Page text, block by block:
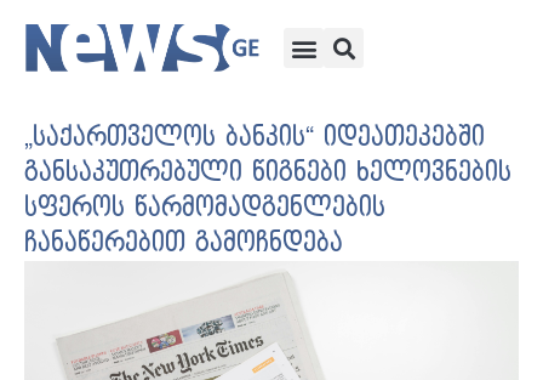
„საქართველოს ბანკის“ იდეათეკებში
განსაკუთრებული წიგნები ხელოვნების
სფეროს წარმომადგენლების
ჩანაწერებით გამოჩნდება